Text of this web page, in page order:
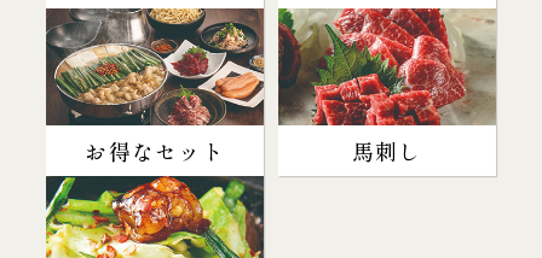
お得なセット 馬刺し